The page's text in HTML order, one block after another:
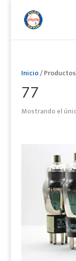
Inicio/
77
Mostrando el